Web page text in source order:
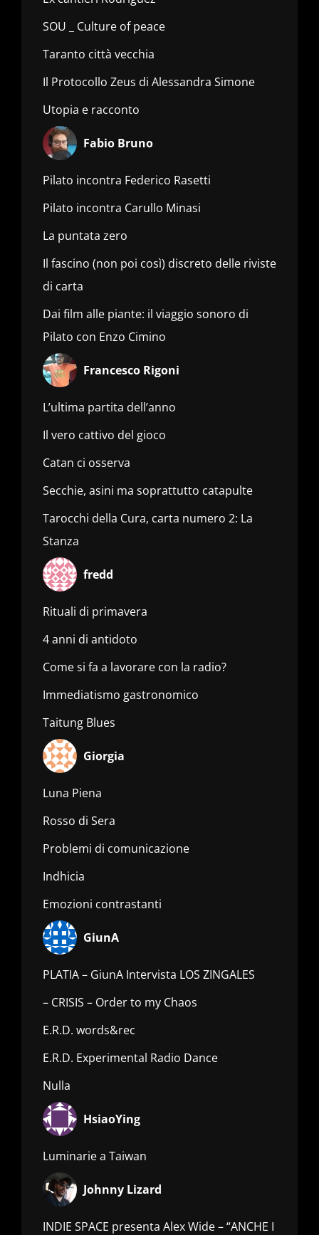
SOU _ Culture of peace
Taranto città vecchia
Il Protocollo Zeus di Alessandra Simone
Utopia e racconto
Fabio Bruno
Pilato incontra Federico Rasetti
Pilato incontra Carullo Minasi
La puntata zero
Il fascino (non poi così) discreto delle riviste
di carta
Dai film alle piante: il viaggio sonoro di
Pilato con Enzo Cimino
Francesco Rigoni
L’ultima partita dell’anno
Il vero cattivo del gioco
Catan ci osserva
Secchie, asini ma soprattutto catapulte
Tarocchi della Cura, carta numero 2: La
Stanza
fredd
Rituali di primavera
4 anni di antidoto
Come si fa a lavorare con la radio?
Immediatismo gastronomico
Taitung Blues
Giorgia
Luna Piena
Rosso di Sera
Problemi di comunicazione
Indhicia
Emozioni contrastanti
GiunA
PLATIA – GiunA Intervista LOS ZINGALES
– CRISIS – Order to my Chaos
E.R.D. words&rec
E.R.D. Experimental Radio Dance
Nulla
HsiaoYing
Luminarie a Taiwan
Johnny Lizard
INDIE SPACE presenta Alex Wide – “ANCHE I